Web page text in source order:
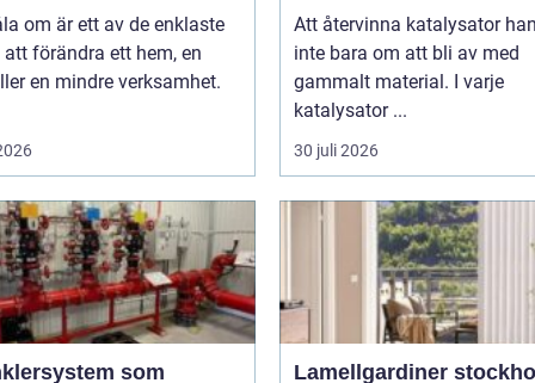
om är ett av de enklaste
förändra ett hem, en
en mindre verksamhet.
Att återvinna katalysator
inte bara om att bli av med
gammalt material. I varje
katalysator ...
30 juli 2026
som
Lamellgardiner